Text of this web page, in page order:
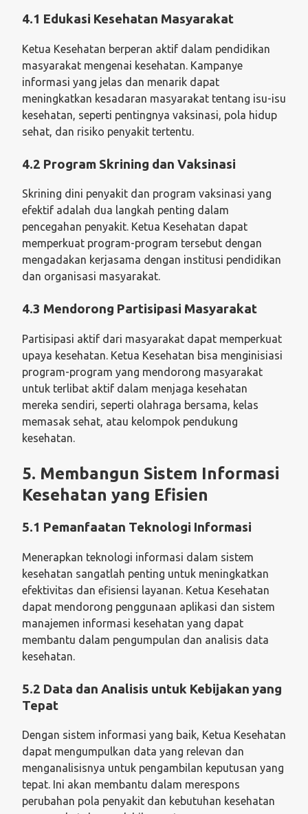
4.1 Edukasi Kesehatan Masyarakat
Ketua Kesehatan berperan aktif dalam pendidikan
masyarakat mengenai kesehatan. Kampanye
informasi yang jelas dan menarik dapat
meningkatkan kesadaran masyarakat tentang isu-isu
kesehatan, seperti pentingnya vaksinasi, pola hidup
sehat, dan risiko penyakit tertentu.
4.2 Program Skrining dan Vaksinasi
Skrining dini penyakit dan program vaksinasi yang
efektif adalah dua langkah penting dalam
pencegahan penyakit. Ketua Kesehatan dapat
memperkuat program-program tersebut dengan
mengadakan kerjasama dengan institusi pendidikan
dan organisasi masyarakat.
4.3 Mendorong Partisipasi Masyarakat
Partisipasi aktif dari masyarakat dapat memperkuat
upaya kesehatan. Ketua Kesehatan bisa menginisiasi
program-program yang mendorong masyarakat
untuk terlibat aktif dalam menjaga kesehatan
mereka sendiri, seperti olahraga bersama, kelas
memasak sehat, atau kelompok pendukung
kesehatan.
5. Membangun Sistem Informasi
Kesehatan yang Efisien
5.1 Pemanfaatan Teknologi Informasi
Menerapkan teknologi informasi dalam sistem
kesehatan sangatlah penting untuk meningkatkan
efektivitas dan efisiensi layanan. Ketua Kesehatan
dapat mendorong penggunaan aplikasi dan sistem
manajemen informasi kesehatan yang dapat
membantu dalam pengumpulan dan analisis data
kesehatan.
5.2 Data dan Analisis untuk Kebijakan yang
Tepat
Dengan sistem informasi yang baik, Ketua Kesehatan
dapat mengumpulkan data yang relevan dan
menganalisisnya untuk pengambilan keputusan yang
tepat. Ini akan membantu dalam merespons
perubahan pola penyakit dan kebutuhan kesehatan